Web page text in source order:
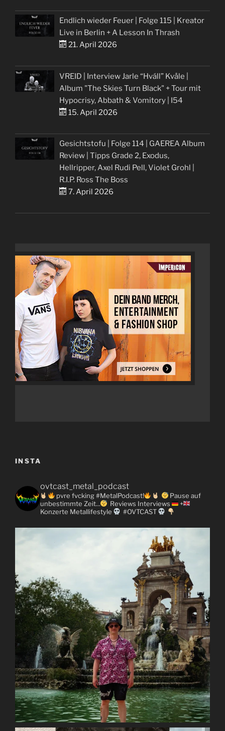
Endlich wieder Feuer | Folge 115 | Kreator
Live in Berlin + A Lesson In Thrash
21. April 2026
VREID | Interview Jarle “Hváll” Kvåle |
Album "The Skies Turn Black" + Tour mit
Hypocrisy, Abbath & Vomitory | I54
15. April 2026
Gesichtstofu | Folge 114 | GAEREA Album
Review | Tipps Grade 2, Exodus,
Hellripper, Axel Rudi Pell, Violet Grohl |
R.I.P. Ross The Boss
7. April 2026
INSTA
ovtcast_metal_podcast
pvre fvcking #MetalPodcast!
Pause auf
unbestimmte Zeit...
Reviews Interviews
+
Konzerte Metallifestyle #OVTCAST